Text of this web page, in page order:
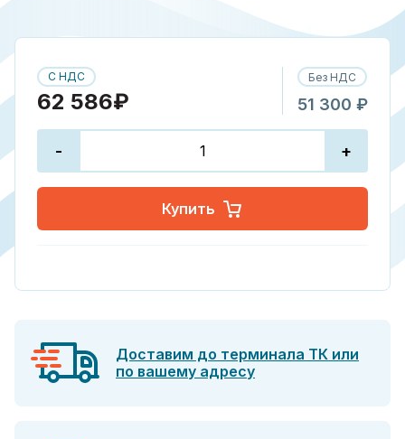
С НДС
62 586₽
Без НДС
51 300 ₽
- +
Купить
Доставим до терминала ТК или
по вашему адресу